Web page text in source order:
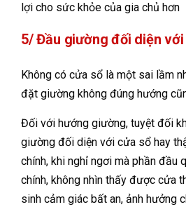
lợi cho sức khỏe của gia chủ hơn
5/ Đầu giường đối diện
Không có cửa sổ là một sai lầm
đặt giường không đúng hướng
Đối với hướng giường, tuyệt đối
giường đối diện với cửa sổ hay
chính, khi nghỉ ngơi mà phần đầu
chính, không nhìn thấy được cửa
sinh cảm giác bất an, ảnh hưởng